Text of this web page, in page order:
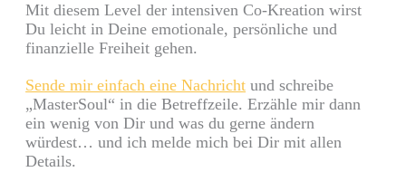
Mit diesem Level der intensiven Co-Kreation wirst
Du leicht in Deine emotionale, persönliche und
finanzielle Freiheit gehen.
Sende mir einfach eine Nachricht und schreibe
„MasterSoul“ in die Betreffzeile. Erzähle mir dann
ein wenig von Dir und was du gerne ändern
würdest… und ich melde mich bei Dir mit allen
Details.